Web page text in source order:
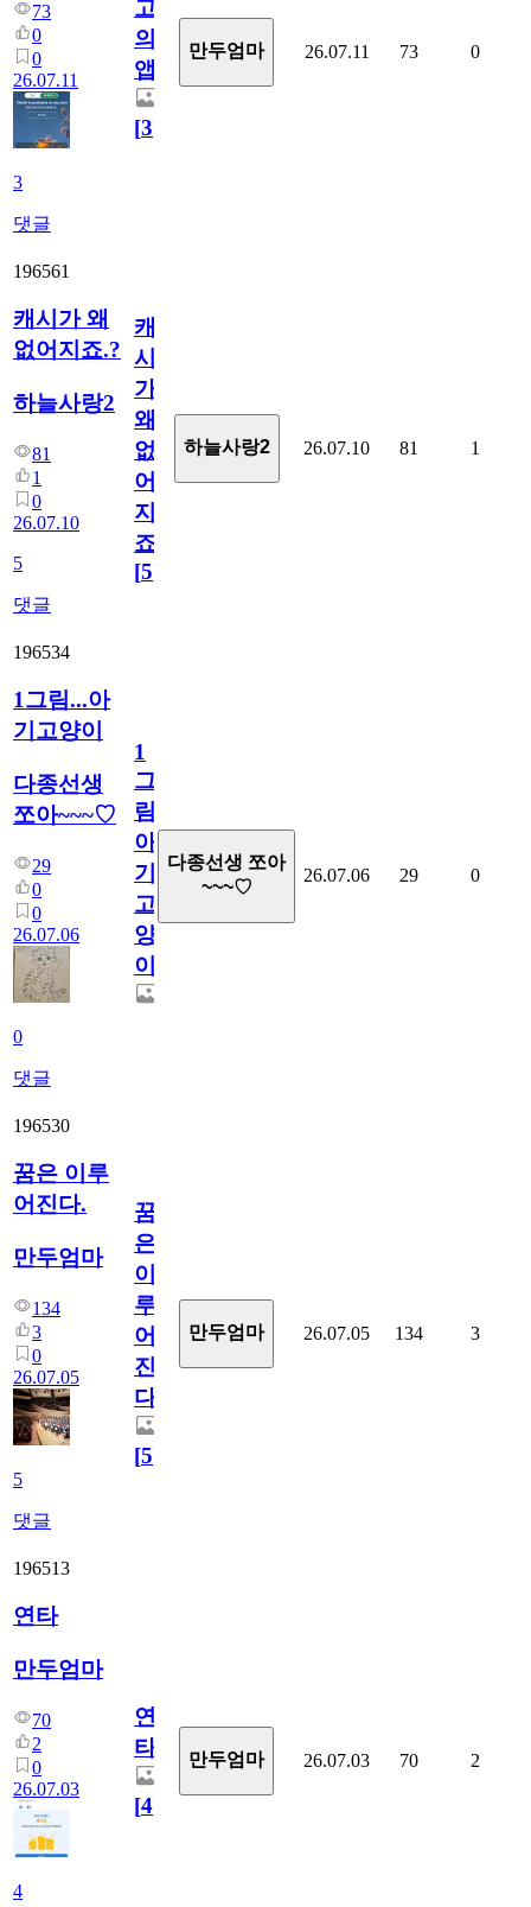
73
0
0
26.07.11
3
댓글
고
의
앱.
[3]
만두엄마 26.07.11 73 0
196561
캐시가 왜
없어지죠.?
하늘사랑2
81
1
0
26.07.10
5
댓글
캐
시
가
왜
없
어
지
죠.?
[5]
하늘사랑2 26.07.10 81 1
196534
1그림...아
기고양이
다종선생
쪼아~~~♡
29
0
0
26.07.06
0
댓글
1
그
림...
아
기
고
양
이
다종선생 쪼아
~~~♡
26.07.06 29 0
196530
꿈은 이루
어진다.
만두엄마
134
3
0
26.07.05
5
댓글
꿈
은
이
루
어
진
다.
[5]
만두엄마 26.07.05 134 3
196513
연타
만두엄마
70
2
0
26.07.03
4
연
타
[4]
만두엄마 26.07.03 70 2